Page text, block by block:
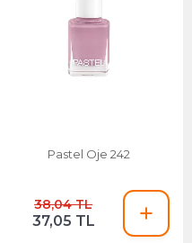
Pastel Oje 242
38,04 TL
37,05 TL